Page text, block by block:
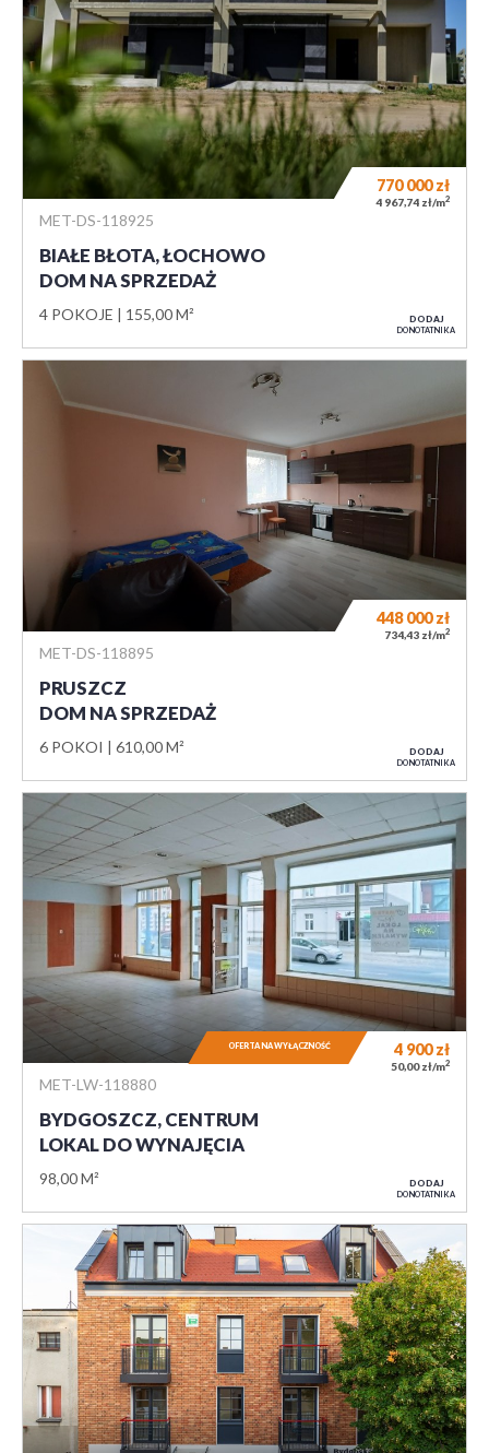
MET-DS-118925
BIAŁE BŁOTA, ŁOCHOWO
DOM NA SPRZEDAŻ
4 POKOJE 155,00 M²
770 000zł
4 967,74 zł/m2
DODAJ
DO NOTATNIKA
MET-DS-118895
PRUSZCZ
DOM NA SPRZEDAŻ
6 POKOI 610,00 M²
448 000zł
734,43 zł/m2
DODAJ
DO NOTATNIKA
MET-LW-118880
BYDGOSZCZ, CENTRUM
LOKAL DO WYNAJĘCIA
98,00 M²
4 900zł
50,00 zł/m2
OFERTA NA WYŁĄCZNOŚĆ
DODAJ
DO NOTATNIKA